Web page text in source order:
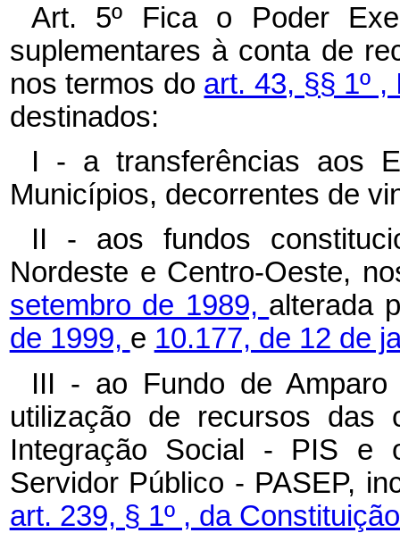
Art. 5º Fica o Poder
suplementares à conta de
nos termos do art. 43, §§ 1º
destinados:
I - a transferências aos
Municípios, decorrentes de
II - aos fundos
Nordeste e Centro-Oeste,
setembro de 1989, alterada
de 1999, e 10.177, de 12 de
III - ao Fundo de Amparo
utilização de recursos das
Integração Social - PIS e
Servidor Público - PASEP,
art. 239, § 1º , da